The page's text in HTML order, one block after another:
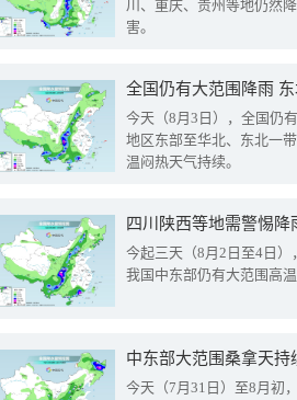
川、重庆、贵州等地仍然
害。
全国仍有大范围降雨
今天（8月3日），全国仍
地区东部至华北、东北一
温闷热天气持续。
今起三天（8月2日至4日
我国中东部仍有大范围高
中东部大范围桑拿天
今天（7月31日）至8月初